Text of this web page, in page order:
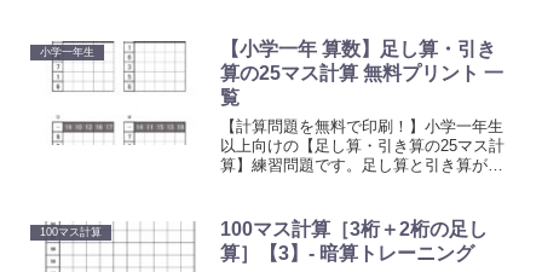
小学一年生
【小学一年 算数】足し算・引き
算の25マス計算 無料プリント 一
覧
【計算問題を無料で印刷！】小学一年生
以上向けの【足し算・引き算の25マス計
算】練習問題です。足し算と引き算がで
100マス計算
100マス計算［3桁＋2桁の足し
算］【3】- 暗算トレーニング